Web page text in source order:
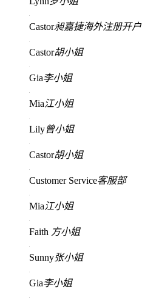
Castor昶嘉捷海外注册开户
Castor胡小姐
Gia李小姐
Mia江小姐
Lily曾小姐
Castor胡小姐
Customer Service客服部
Mia江小姐
Faith 方小姐
Sunny张小姐
Gia李小姐